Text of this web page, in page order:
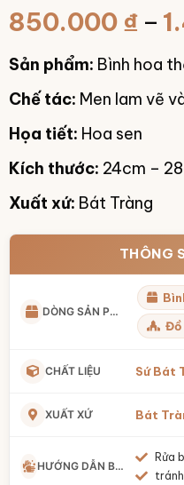
850.000 ₫ –
Sản phẩm: Bình hoa
Chế tác: Men lam vẽ
Họa tiết: Hoa sen
Kích thước: 24cm –
Xuất xứ: Bát Tràng
THÔNG
DÒNG SẢN PHẨM
Đồ
CHẤT LIỆU Sứ Bát
XUẤT XỨ Bát
HƯỚNG DẪN BẢO QUẢN
Rửa